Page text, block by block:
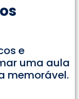
e
uma aula
memorável.